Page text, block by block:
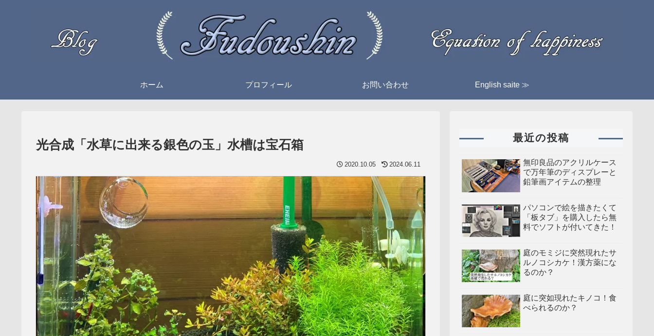
ホーム プロフィール お問い合わせ English saite ≫
光合成「水草に出来る銀色の玉」水槽は宝石箱
2020.10.05 2024.06.11
最近の投稿
無印良品のアクリルケース
で万年筆のディスプレーと
鉛筆画アイテムの整理
パソコンで絵を描きたくて
「板タブ」を購入したら無
料でソフトが付いてきた！
庭のモミジに突然現れたサ
ルノコシカケ！漢方薬にな
るのか？
庭に突如現れたキノコ！食
べられるのか？